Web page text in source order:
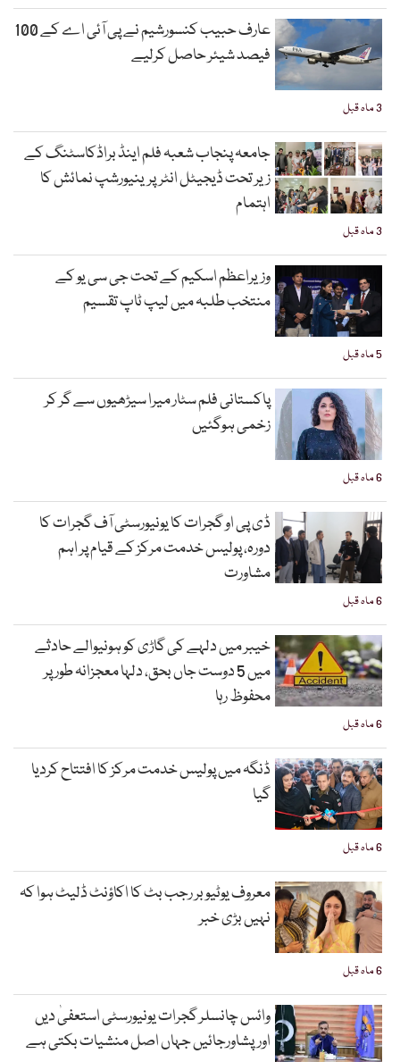
3 ماہ قبل
عارف حبیب کنسورشیم نے پی آئی اے کے 100
فیصد شیئر حاصل کرلیے
3 ماہ قبل
جامعہ پنجاب شعبہ فلم اینڈ براڈکاسٹنگ کے
زیر تحت ڈیجیٹل انٹرپرینیورشپ نمائش کا
اہتمام
5 ماہ قبل
وزیراعظم اسکیم کے تحت جی سی یو کے
منتخب طلبہ میں لیپ ٹاپ تقسیم
6 ماہ قبل
پاکستانی فلم سٹار میرا سیڑھیوں سے گر کر
زخمی ہوگئیں
6 ماہ قبل
ڈی پی او گجرات کا یونیورسٹی آف گجرات کا
دورہ، پولیس خدمت مرکز کے قیام پر اہم
مشاورت
6 ماہ قبل
خیبر میں دلہے کی گاڑی کو ہونیوالے حادثے
میں 5 دوست جاں بحق، دلہا معجزانہ طور پر
محفوظ رہا
6 ماہ قبل
ڈنگہ میں پولیس خدمت مرکز کا افتتاح کردیا
گیا
6 ماہ قبل
معروف یوٹیوبر رجب بٹ کا اکاؤنٹ ڈلیٹ ہوا کہ
نہیں بڑی خبر
وائس چانسلر گجرات یونیورسٹی استعفیٰ دیں
اورپشاورجائیں جہاں اصل منشیات بکتی ہے